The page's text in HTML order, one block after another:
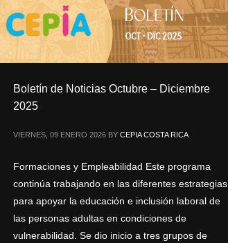
Boletín de Noticias Octubre – Diciembre
2025
VIERNES, 09 ENERO 2026 BY CEPIA COSTA RICA
Formaciones y Empleabilidad Este programa
continúa trabajando en las diferentes estrategias
para apoyar la educación e inclusión laboral de
las personas adultas en condiciones de
vulnerabilidad. Se dio inicio a tres grupos de